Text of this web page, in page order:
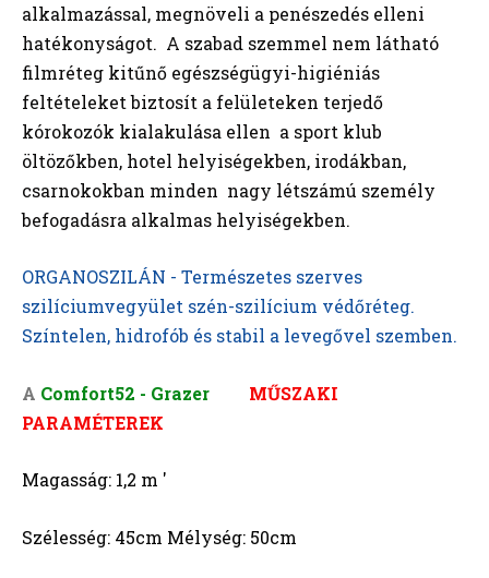
alkalmazással, megnöveli a penészedés elleni
hatékonyságot. A szabad szemmel nem látható
filmréteg kitűnő egészségügyi-higiéniás
feltételeket biztosít a felületeken terjedő
kórokozók kialakulása ellen a sport klub
öltözőkben, hotel helyiségekben, irodákban,
csarnokokban minden nagy létszámú személy
befogadásra alkalmas helyiségekben.
ORGANOSZILÁN - Természetes szerves
szilíciumvegyület szén-szilícium védőréteg.
Színtelen, hidrofób és stabil a levegővel szemben.
A Comfort52 - Grazer
MŰSZAKI
PARAMÉTEREK
Magasság: 1,2 m '
Szélesség: 45cm Mélység: 50cm